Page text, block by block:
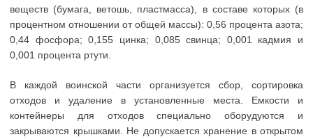
веществ (бумага, ветошь, пластмасса), в составе которых (в
процентном отношении от общей массы): 0,56 процента азота;
0,44 фосфора; 0,155 цинка; 0,085 свинца; 0,001 кадмия и
0,001 процента ртути.
В каждой воинской части организуется сбор, сортировка
отходов и удаление в установленные места. Емкости и
контейнеры для отходов специально оборудуются и
закрываются крышками. Не допускается хранение в открытом